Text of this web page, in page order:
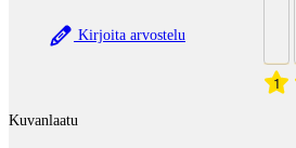
Kirjoita arvostelu
1
Kuvanlaatu